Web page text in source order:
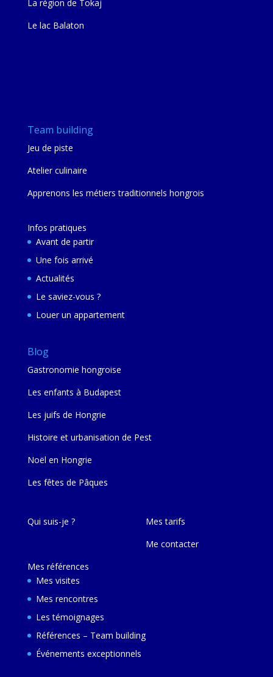
La région de Tokaj
Le lac Balaton
Team building
Jeu de piste
Atelier culinaire
Apprenons les métiers traditionnels hongrois
Infos pratiques
Avant de partir
Une fois arrivé
Actualités
Le saviez-vous ?
Louer un appartement
Blog
Gastronomie hongroise
Les enfants à Budapest
Les juifs de Hongrie
Histoire et urbanisation de Pest
Noël en Hongrie
Les fêtes de Pâques
Qui suis-je ?
Mes références
Mes visites
Mes rencontres
Les témoignages
Références – Team building
Événements exceptionnels
Mes tarifs
Me contacter